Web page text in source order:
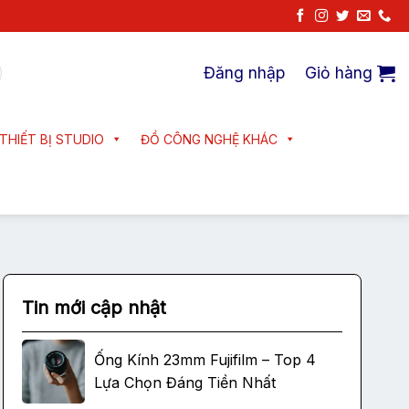
Đăng nhập Giỏ hàng
THIẾT BỊ STUDIO ĐỒ CÔNG NGHỆ KHÁC
Tin mới cập nhật
Ống Kính 23mm Fujifilm – Top 4
Lựa Chọn Đáng Tiền Nhất